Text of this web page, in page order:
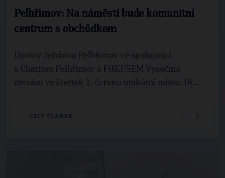
Pelhřimov: Na náměstí bude komunitní
centrum s obchůdkem
Domov Jeřabina Pelhřimov ve spolupráci
s Charitou Pelhřimov a FOKUSEM Vysočina
otevřou ve čtvrtek 1. června unikátní místo. Dí...
CELÝ ČLÁNEK